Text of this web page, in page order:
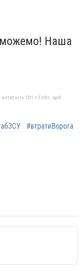
Наша
Ctrl + Enter, щоб
#втратиВорога